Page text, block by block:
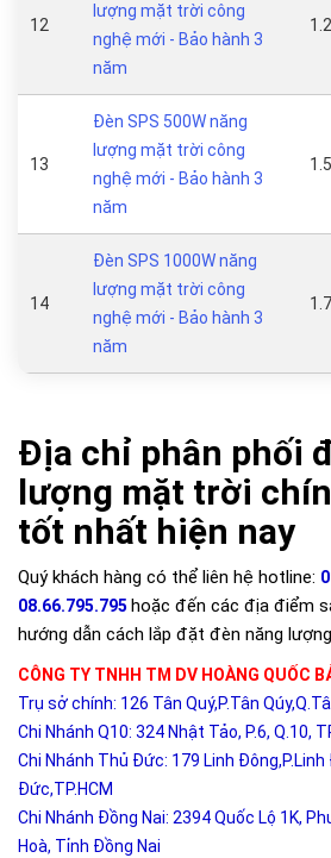
12
lượng mặt trời công
nghệ mới - Bảo hành 3
năm
13
Đèn SPS 500W năng
lượng mặt trời công
nghệ mới - Bảo hành 3
năm
14
Đèn SPS 1000W năng
lượng mặt trời công
nghệ mới - Bảo hành 3
năm
Địa chỉ phân phối
lượng mặt trời
tốt nhất hiện nay
Quý khách hàng có thể liên hệ hotline:
08.66.795.795 hoặc đến các địa điểm
hướng dẫn cách lắp đặt đèn năng
CÔNG TY TNHH TM DV HOÀNG QUỐC
Trụ sở chính: 126 Tân Quý,P.Tân
Chi Nhánh Q10: 324 Nhật Tảo, P.6, Q.10,
Chi Nhánh Thủ Đức: 179 Linh Đông,P.Linh
Đức,TP.HCM
Chi Nhánh Đồng Nai: 2394 Quốc Lộ 1K,
Hoà, Tỉnh Đồng Nai